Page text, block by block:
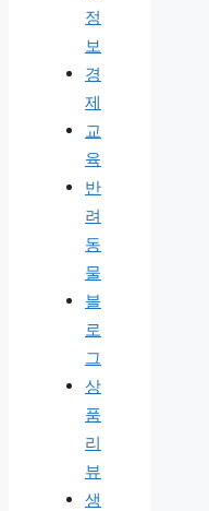
정
보
경
제
교
육
반
려
동
물
블
로
그
상
품
리
뷰
생